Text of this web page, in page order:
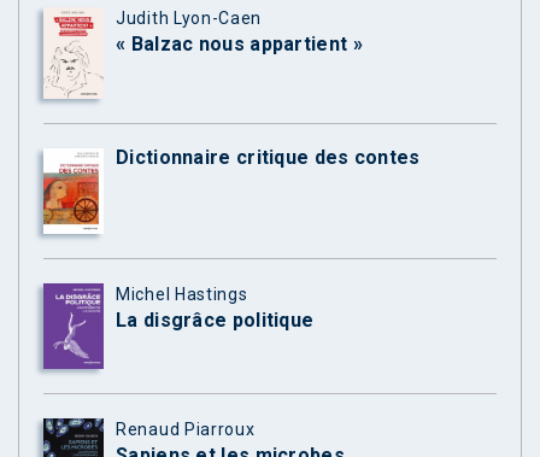
Judith Lyon-Caen
« Balzac nous appartient »
Dictionnaire critique des contes
Michel Hastings
La disgrâce politique
Renaud Piarroux